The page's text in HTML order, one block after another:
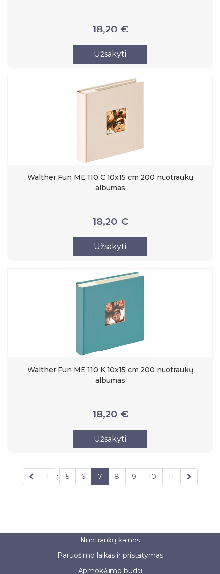
18,20 €
Užsakyti
Walther Fun ME 110 C 10x15 cm 200 nuotraukų
albumas
18,20 €
Užsakyti
Walther Fun ME 110 K 10x15 cm 200 nuotraukų
albumas
18,20 €
Užsakyti
1 … 5 6 7 8 9 10 11
Nuotraukų kainos
Paruošimo laikas ir pristatymas
Apmokėjimo būdai